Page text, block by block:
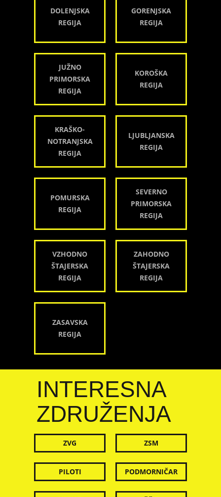
DOLENJSKA
REGIJA
GORENJSKA
REGIJA
JUŽNO
PRIMORSKA
REGIJA
KOROŠKA
REGIJA
KRAŠKO-
NOTRANJSKA
REGIJA
LJUBLJANSKA
REGIJA
POMURSKA
REGIJA
SEVERNO
PRIMORSKA
REGIJA
VZHODNO
ŠTAJERSKA
REGIJA
ZAHODNO
ŠTAJERSKA
REGIJA
ZASAVSKA
REGIJA
INTERESNA
ZDRUŽENJA
ZVG ZSM
PILOTI PODMORNIČAR